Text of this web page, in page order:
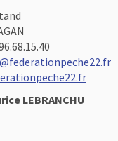
LEBRANCHU